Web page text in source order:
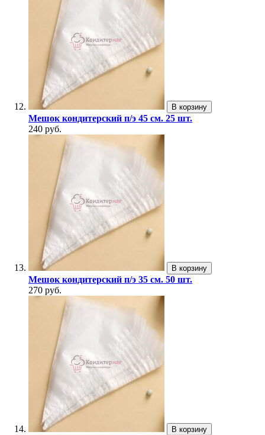
В корзину
Мешок кондитерский п/э 45 см. 25 шт.
240 руб.
В корзину
Мешок кондитерский п/э 35 см. 50 шт.
270 руб.
В корзину